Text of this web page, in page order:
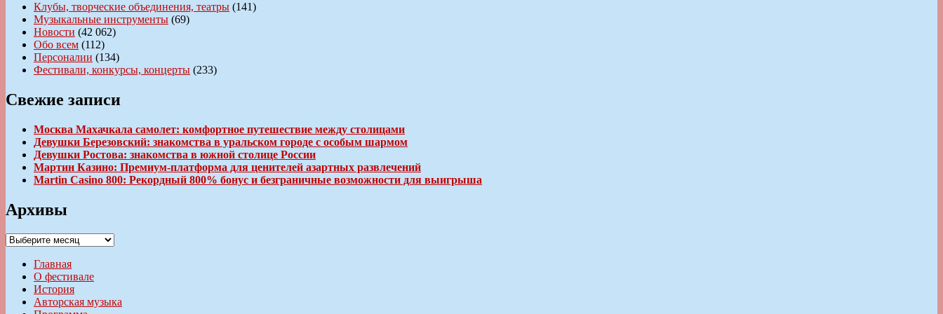
Клубы, творческие объединения, театры (141)
Музыкальные инструменты (69)
Новости (42 062)
Обо всем (112)
Персоналии (134)
Фестивали, конкурсы, концерты (233)
Свежие записи
Москва Махачкала самолет: комфортное путешествие между столицами
Девушки Березовский: знакомства в уральском городе с особым шармом
Девушки Ростова: знакомства в южной столице России
Мартин Казино: Премиум-платформа для ценителей азартных развлечений
Martin Casino 800: Рекордный 800% бонус и безграничные возможности для выигрыша
Архивы
Архивы
Главная
О фестивале
История
Авторская музыка